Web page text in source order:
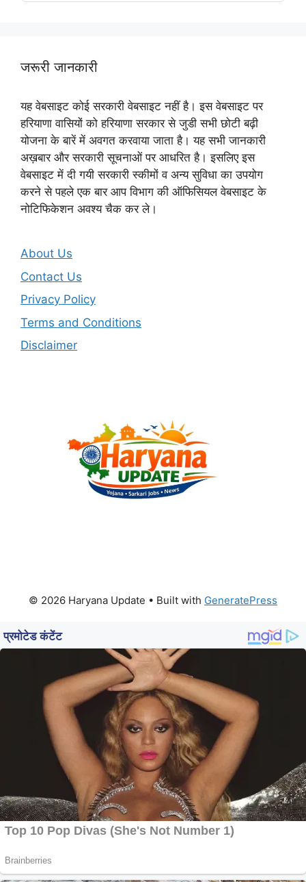
जरूरी जानकारी
यह वेबसाइट कोई सरकारी वेबसाइट नहीं है। इस वेबसाइट पर
हरियाणा वासियों को हरियाणा सरकार से जुडी सभी छोटी बढ़ी
योजना के बारें में अवगत करवाया जाता है। यह सभी जानकारी
अख़बार और सरकारी सूचनाओं पर आधरित है। इसलिए इस
वेबसाइट में दी गयी सरकारी स्कीमों व अन्य सुविधा का उपयोग
करने से पहले एक बार आप विभाग की ऑफिसियल वेबसाइट के
नोटिफिकेशन अवश्य चैक कर ले।
About Us
Contact Us
Privacy Policy
Terms and Conditions
Disclaimer
© 2026 Haryana Update • Built with GeneratePress